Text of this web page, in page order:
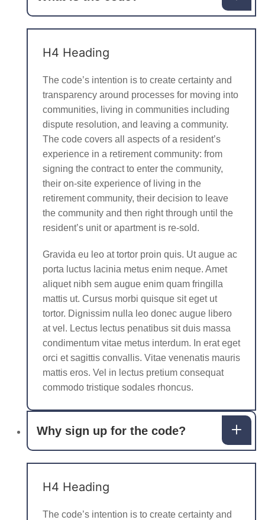
H4 Heading
The code’s intention is to create certainty and
transparency around processes for moving into
communities, living in communities including
dispute resolution, and leaving a community.
The code covers all aspects of a resident’s
experience in a retirement community: from
signing the contract to enter the community,
their on-site experience of living in the
retirement community, their decision to leave
the community and then right through until the
resident’s unit or apartment is re-sold.
Gravida eu leo at tortor proin quis. Ut augue ac
porta luctus lacinia metus enim neque. Amet
aliquet nibh sem augue enim quam fringilla
mattis ut. Cursus morbi quisque sit eget ut
tortor. Dignissim nulla leo donec augue libero
at vel. Lectus lectus penatibus sit duis massa
condimentum vitae metus interdum. In erat eget
orci et sagittis convallis. Vitae venenatis mauris
mattis eros. Vel in lectus pretium consequat
commodo tristique sodales rhoncus.
Why sign up for the code?
H4 Heading
The code’s intention is to create certainty and